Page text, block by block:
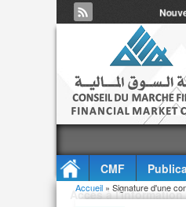
CMF
Accès à l'information
Vous êtes ici
Accueil » Signature d'une